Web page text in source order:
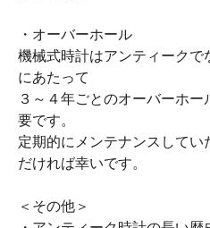
・オーバーホール
機械式時計はアンティークで
にあたって
３～４年ごとのオーバーホ
要です。
定期的にメンテナンスしてい
だければ幸いです。
＜その他＞